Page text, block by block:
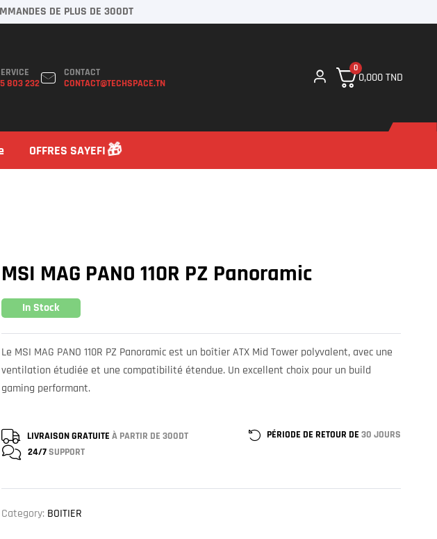
DE PLUS DE 300DT
803 232
CONTACT
CONTACT@TECHSPACE.TN
0
0,000TND
OFFRES SAYEFI
MSI MAG PANO 110R PZ Panoramic
In Stock
Le MSI MAG PANO 110R PZ Panoramic est un boîtier ATX Mid Tower polyvalent, avec une
ventilation étudiée et une compatibilité étendue. Un excellent choix pour un build
gaming performant.
LIVRAISON GRATUITE À PARTIR DE 300DT PÉRIODE DE RETOUR DE 30 JOURS
24/7SUPPORT
Category: BOITIER